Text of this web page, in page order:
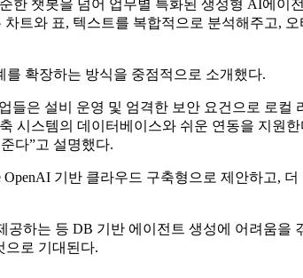
한 챗봇을 넘어 업무별 특화된 생성형 AI에이
트와 표, 텍스트를 복합적으로 분석해주고,
를 확장하는 방식을 중점적으로 소개했다.
들은 설비 운영 및 엄격한 보안 요건으로 로
시스템의 데이터베이스와 쉬운 연동을 지원
다”고 설명했다.
기반 클라우드 구축형으로 제안하고,
하는 등 DB 기반 에이전트 생성에 어려움을
으로 기대된다.